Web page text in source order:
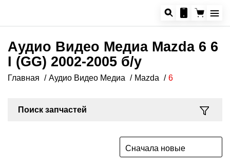
Аудио Видео Медиа Mazda 6 6
I (GG) 2002-2005 б/у
Главная Аудио Видео Медиа Mazda 6
Поиск запчастей
Сначала новые